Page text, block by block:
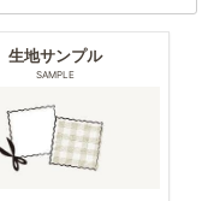
生地サンプル
SAMPLE